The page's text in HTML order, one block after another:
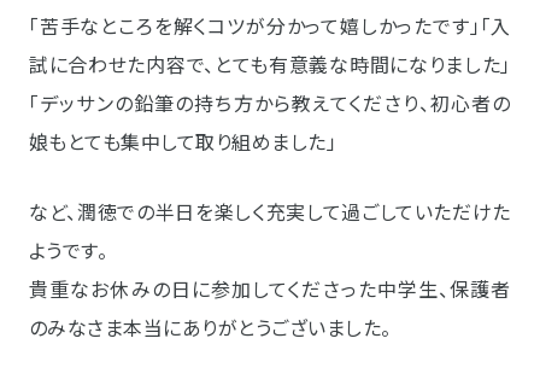
「苦手なところを解くコツが分かって嬉しかったです」「入
試に合わせた内容で、とても有意義な時間になりました」
「デッサンの鉛筆の持ち方から教えてくださり、初心者の
娘もとても集中して取り組めました」
など、潤徳での半日を楽しく充実して過ごしていただけた
ようです。
貴重なお休みの日に参加してくださった中学生、保護者
のみなさま本当にありがとうございました。